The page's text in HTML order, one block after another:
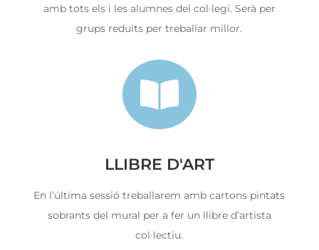
amb tots els i les alumnes del col·legi. Serà per
grups reduïts per treballar millor.

LLIBRE D'ART
En l’última sessió treballarem amb cartons pintats
sobrants del mural per a fer un llibre d’artista
col·lectiu.